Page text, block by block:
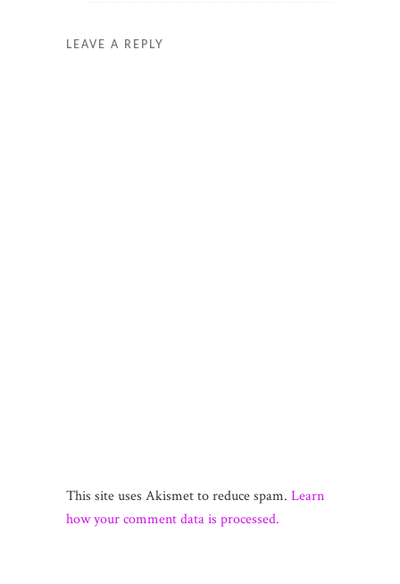
LEAVE A REPLY
This site uses Akismet to reduce spam. Learn
how your comment data is processed.